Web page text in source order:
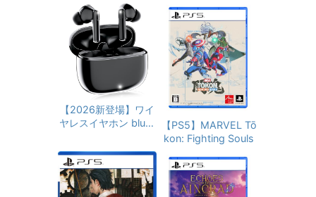
ミングヘッドセット
G-PHS-003d PS5 P
S4 PC Switch Xbox
有線 Dolby 7.1ch 3.5
mm usb Blue VO!CE
搭載高性能 マイク 国
内正規品 1年間メー
カー保証 【Amazon.
co.jp 限定壁紙ダウン
ロード付き】
ーす コードレス人気
最大36時間再生 EN
C通話 マイク付き 自
動ペアリング Type-
C充電 タッチ式音量
調整 Siri対応 (ライト
ブルー)
【2026新登場】ワイ
ヤレスイヤホン bluet
ブルートゥース V15
小型軽量 ぶるーとぅ
ーす コードレス人気
最大36時間再生 EN
【PS5】MARVEL Tō
kon: Fighting Souls